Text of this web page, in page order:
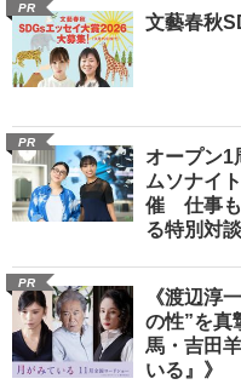
PR
文藝春秋
PR
オープン1
ムソナイ
催 仕事も
る特別対
PR
《渡辺淳
の性”を真
馬・吉田
いる』》